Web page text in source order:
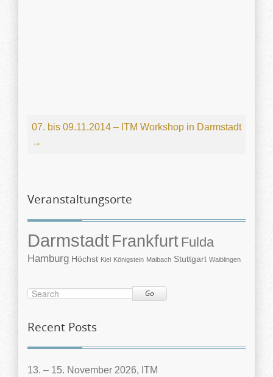
07. bis 09.11.2014 – ITM Workshop in Darmstadt
→
Veranstaltungsorte
Darmstadt Frankfurt Fulda
Hamburg Höchst Kiel Königstein Maibach Stuttgart Waiblingen
Go
Recent Posts
13. – 15. November 2026, ITM